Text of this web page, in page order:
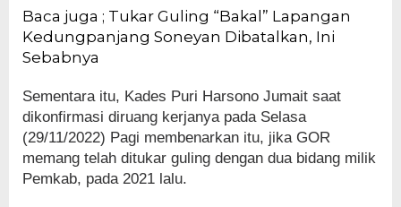
Baca juga ; Tukar Guling “Bakal” Lapangan
Kedungpanjang Soneyan Dibatalkan, Ini
Sebabnya
Sementara itu, Kades Puri Harsono Jumait saat
dikonfirmasi diruang kerjanya pada Selasa
(29/11/2022) Pagi membenarkan itu, jika GOR
memang telah ditukar guling dengan dua bidang milik
Pemkab, pada 2021 lalu.